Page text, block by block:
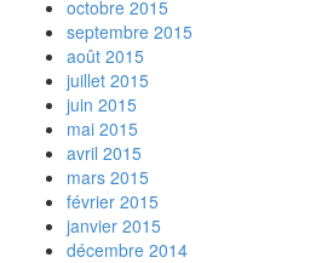
octobre 2015
septembre 2015
août 2015
juillet 2015
juin 2015
mai 2015
avril 2015
mars 2015
février 2015
janvier 2015
décembre 2014